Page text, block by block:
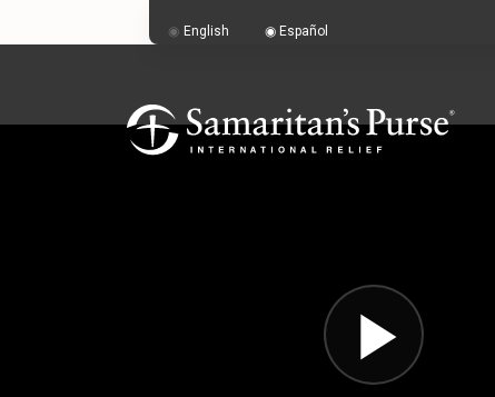
English Español